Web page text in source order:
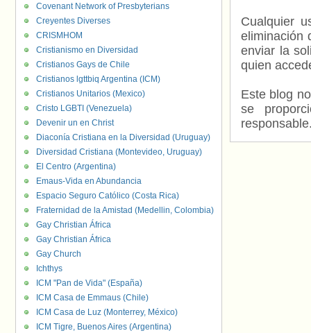
Cualquier
eliminación
enviar la
quien
Este blog
se
Covenant Network of Presbyterians
Creyentes Diverses
CRISMHOM
Cristianismo en Diversidad
Cristianos Gays de Chile
Cristianos lgttbiq Argentina (ICM)
Cristianos Unitarios (Mexico)
Cristo LGBTI (Venezuela)
Devenir un en Christ
Diaconía Cristiana en la Diversidad (Uruguay)
Diversidad Cristiana (Montevideo, Uruguay)
El Centro (Argentina)
Emaus-Vida en Abundancia
Espacio Seguro Católico (Costa Rica)
Fraternidad de la Amistad (Medellin, Colombia)
Gay Christian África
Gay Christian África
Gay Church
Ichthys
ICM "Pan de Vida" (España)
ICM Casa de Emmaus (Chile)
ICM Casa de Luz (Monterrey, México)
ICM Tigre, Buenos Aires (Argentina)